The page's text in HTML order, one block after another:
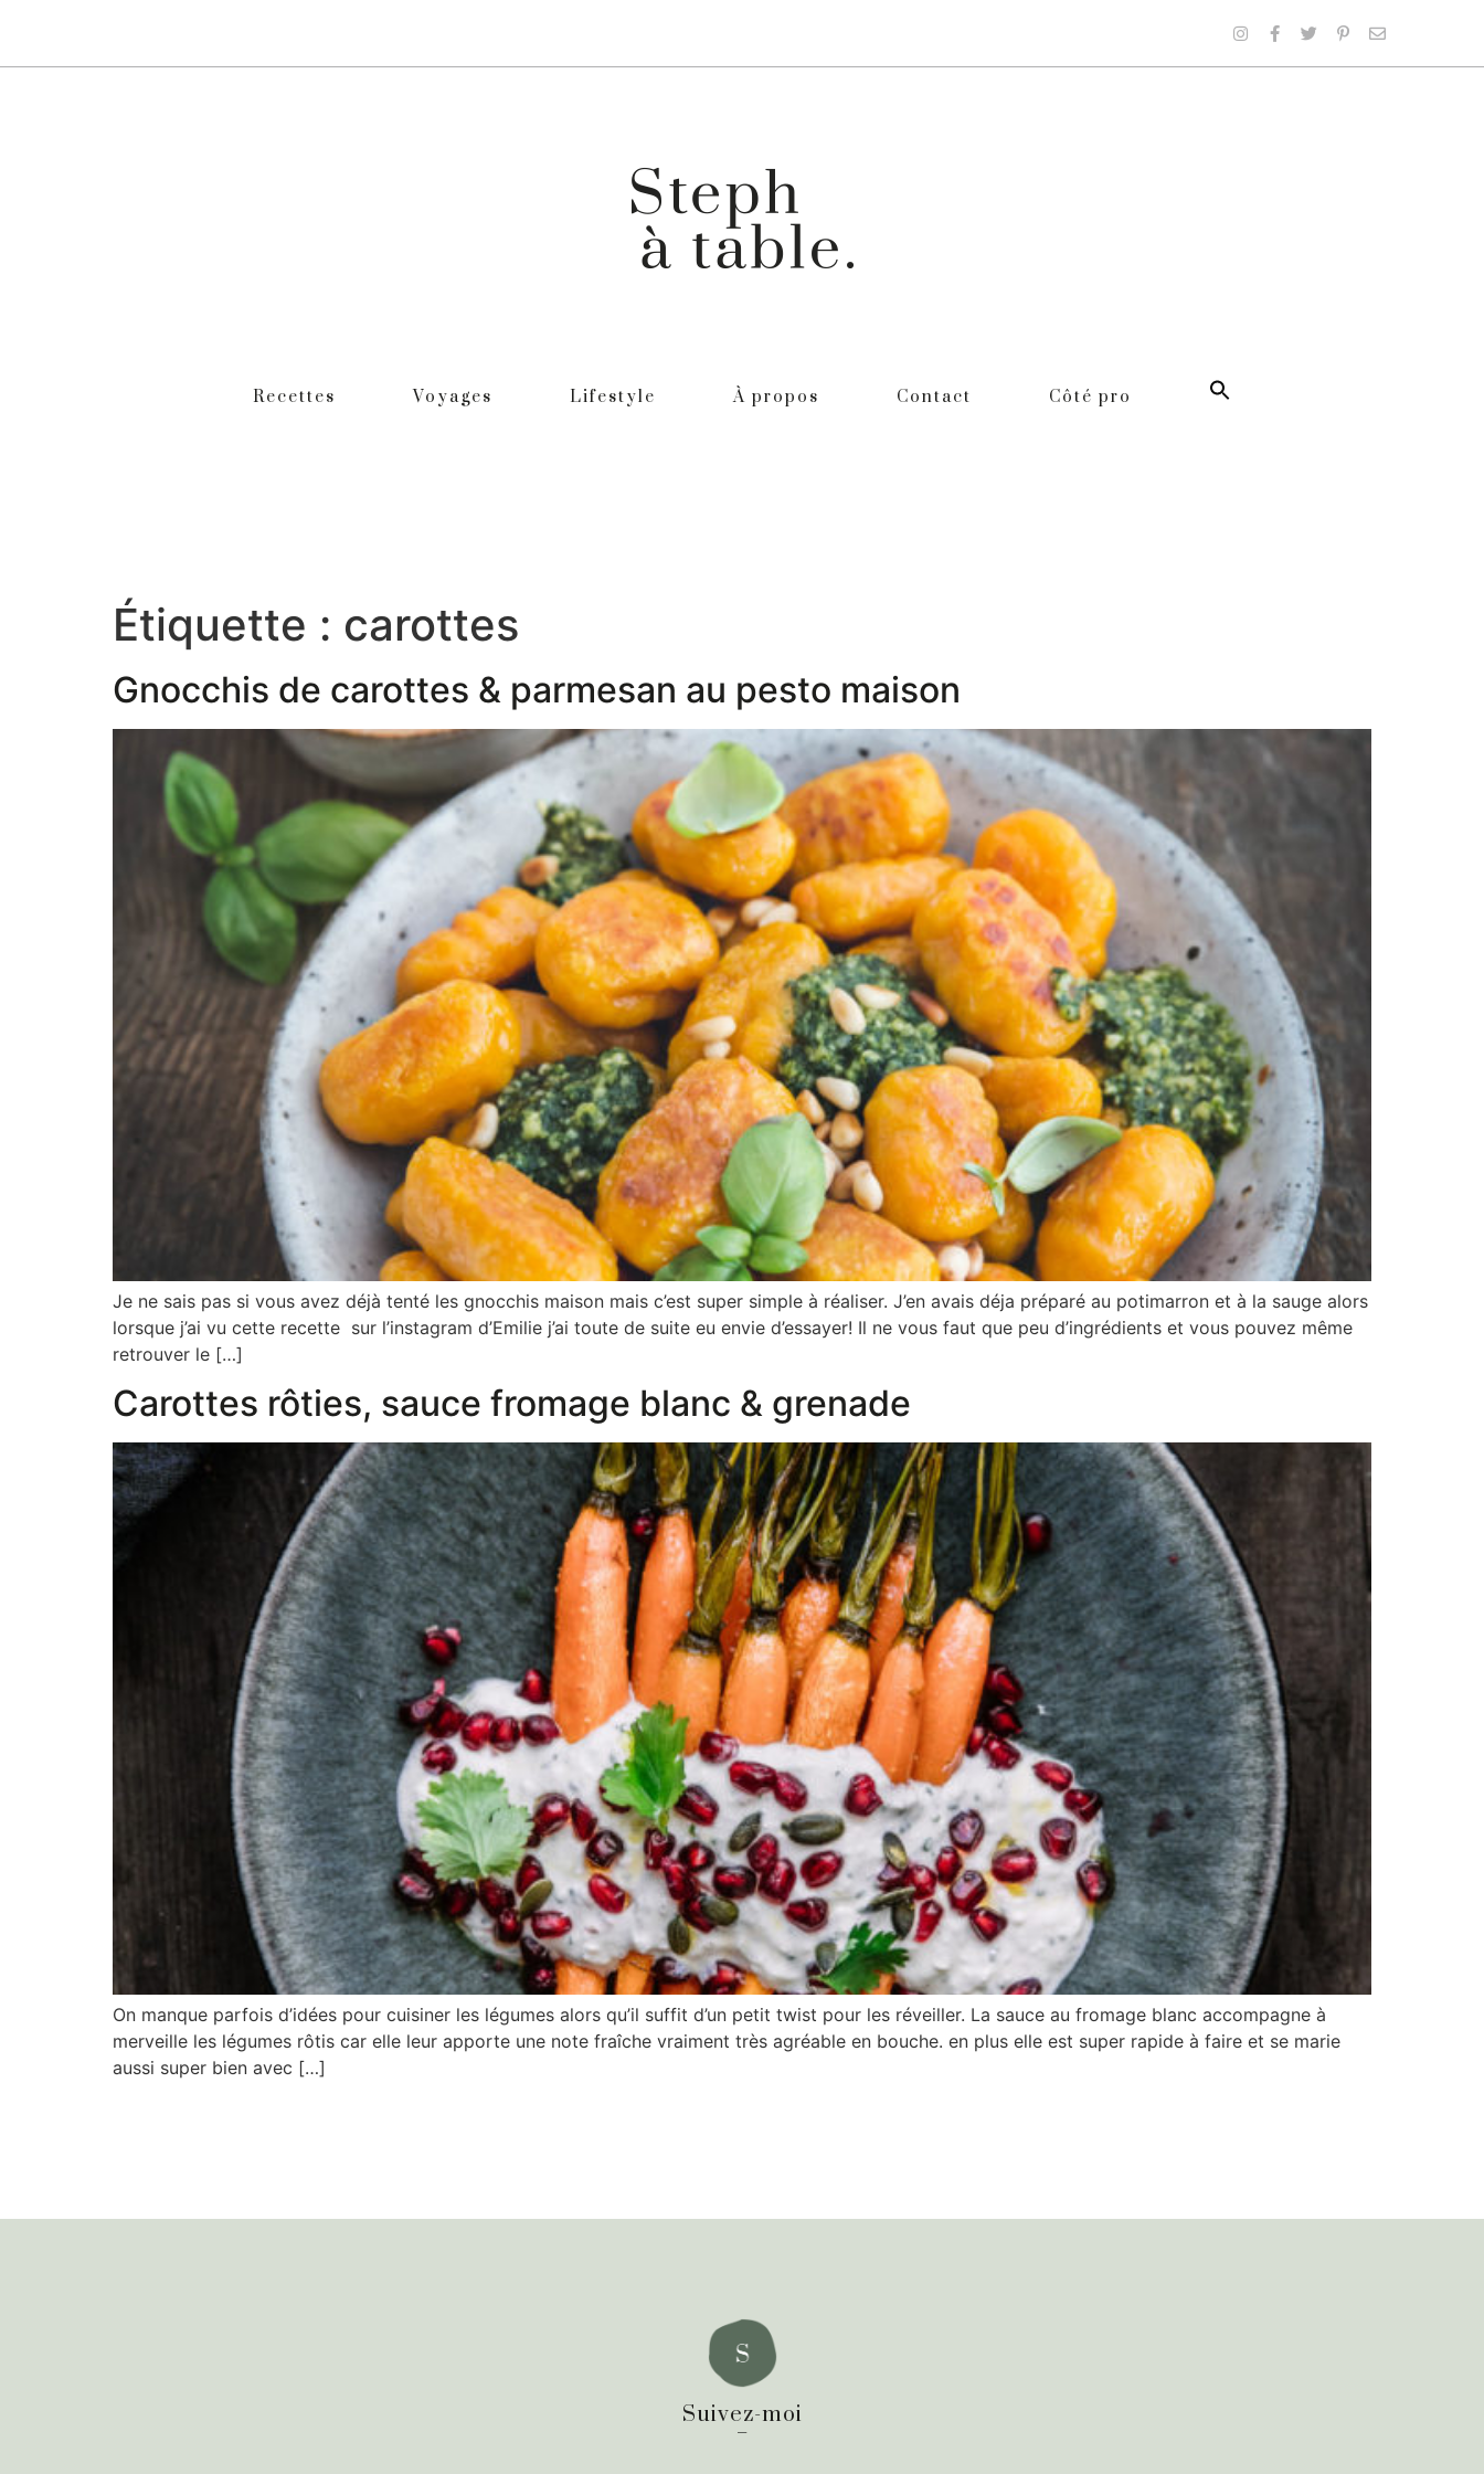
Recettes Voyages Lifestyle À propos Contact Côté pro
Étiquette : carottes
Gnocchis de carottes & parmesan au pesto maison
Je ne sais pas si vous avez déjà tenté les gnocchis maison mais c’est super simple à réaliser. J’en avais déja préparé au potimarron et à la sauge alors
lorsque j’ai vu cette recette sur l’instagram d’Emilie j’ai toute de suite eu envie d’essayer! Il ne vous faut que peu d’ingrédients et vous pouvez même
retrouver le […]
Carottes rôties, sauce fromage blanc & grenade
On manque parfois d’idées pour cuisiner les légumes alors qu’il suffit d’un petit twist pour les réveiller. La sauce au fromage blanc accompagne à
merveille les légumes rôtis car elle leur apporte une note fraîche vraiment très agréable en bouche. en plus elle est super rapide à faire et se marie
aussi super bien avec […]
Suivez-moi
_